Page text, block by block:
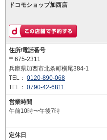
ドコモショップ加西店
住所/電話番号
〒675-2311
兵庫県加西市北条町横尾384-1
TEL： 0120-890-068
TEL： 0790-42-6811
営業時間
午前10時〜午後7時
定休日